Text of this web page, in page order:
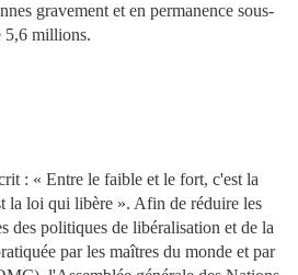
gravement et en permanence sous-
5,6 millions.
: « Entre le faible et le fort, c'est la
la loi qui libère ». Afin de réduire les
des politiques de libéralisation et de la
par les maîtres du monde et par